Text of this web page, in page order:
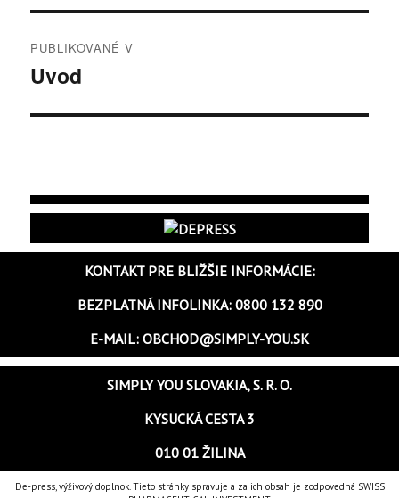
v
článku
PUBLIKOVANÉ V
Uvod
KONTAKT PRE BLIŽŠIE INFORMÁCIE:
BEZPLATNÁ INFOLINKA: 0800 132 890
E-MAIL: OBCHOD@SIMPLY-YOU.SK
SIMPLY YOU SLOVAKIA, S. R. O.
KYSUCKÁ CESTA 3
010 01 ŽILINA
De-press, výživový doplnok. Tieto stránky spravuje a za ich obsah je zodpovedná SWISS